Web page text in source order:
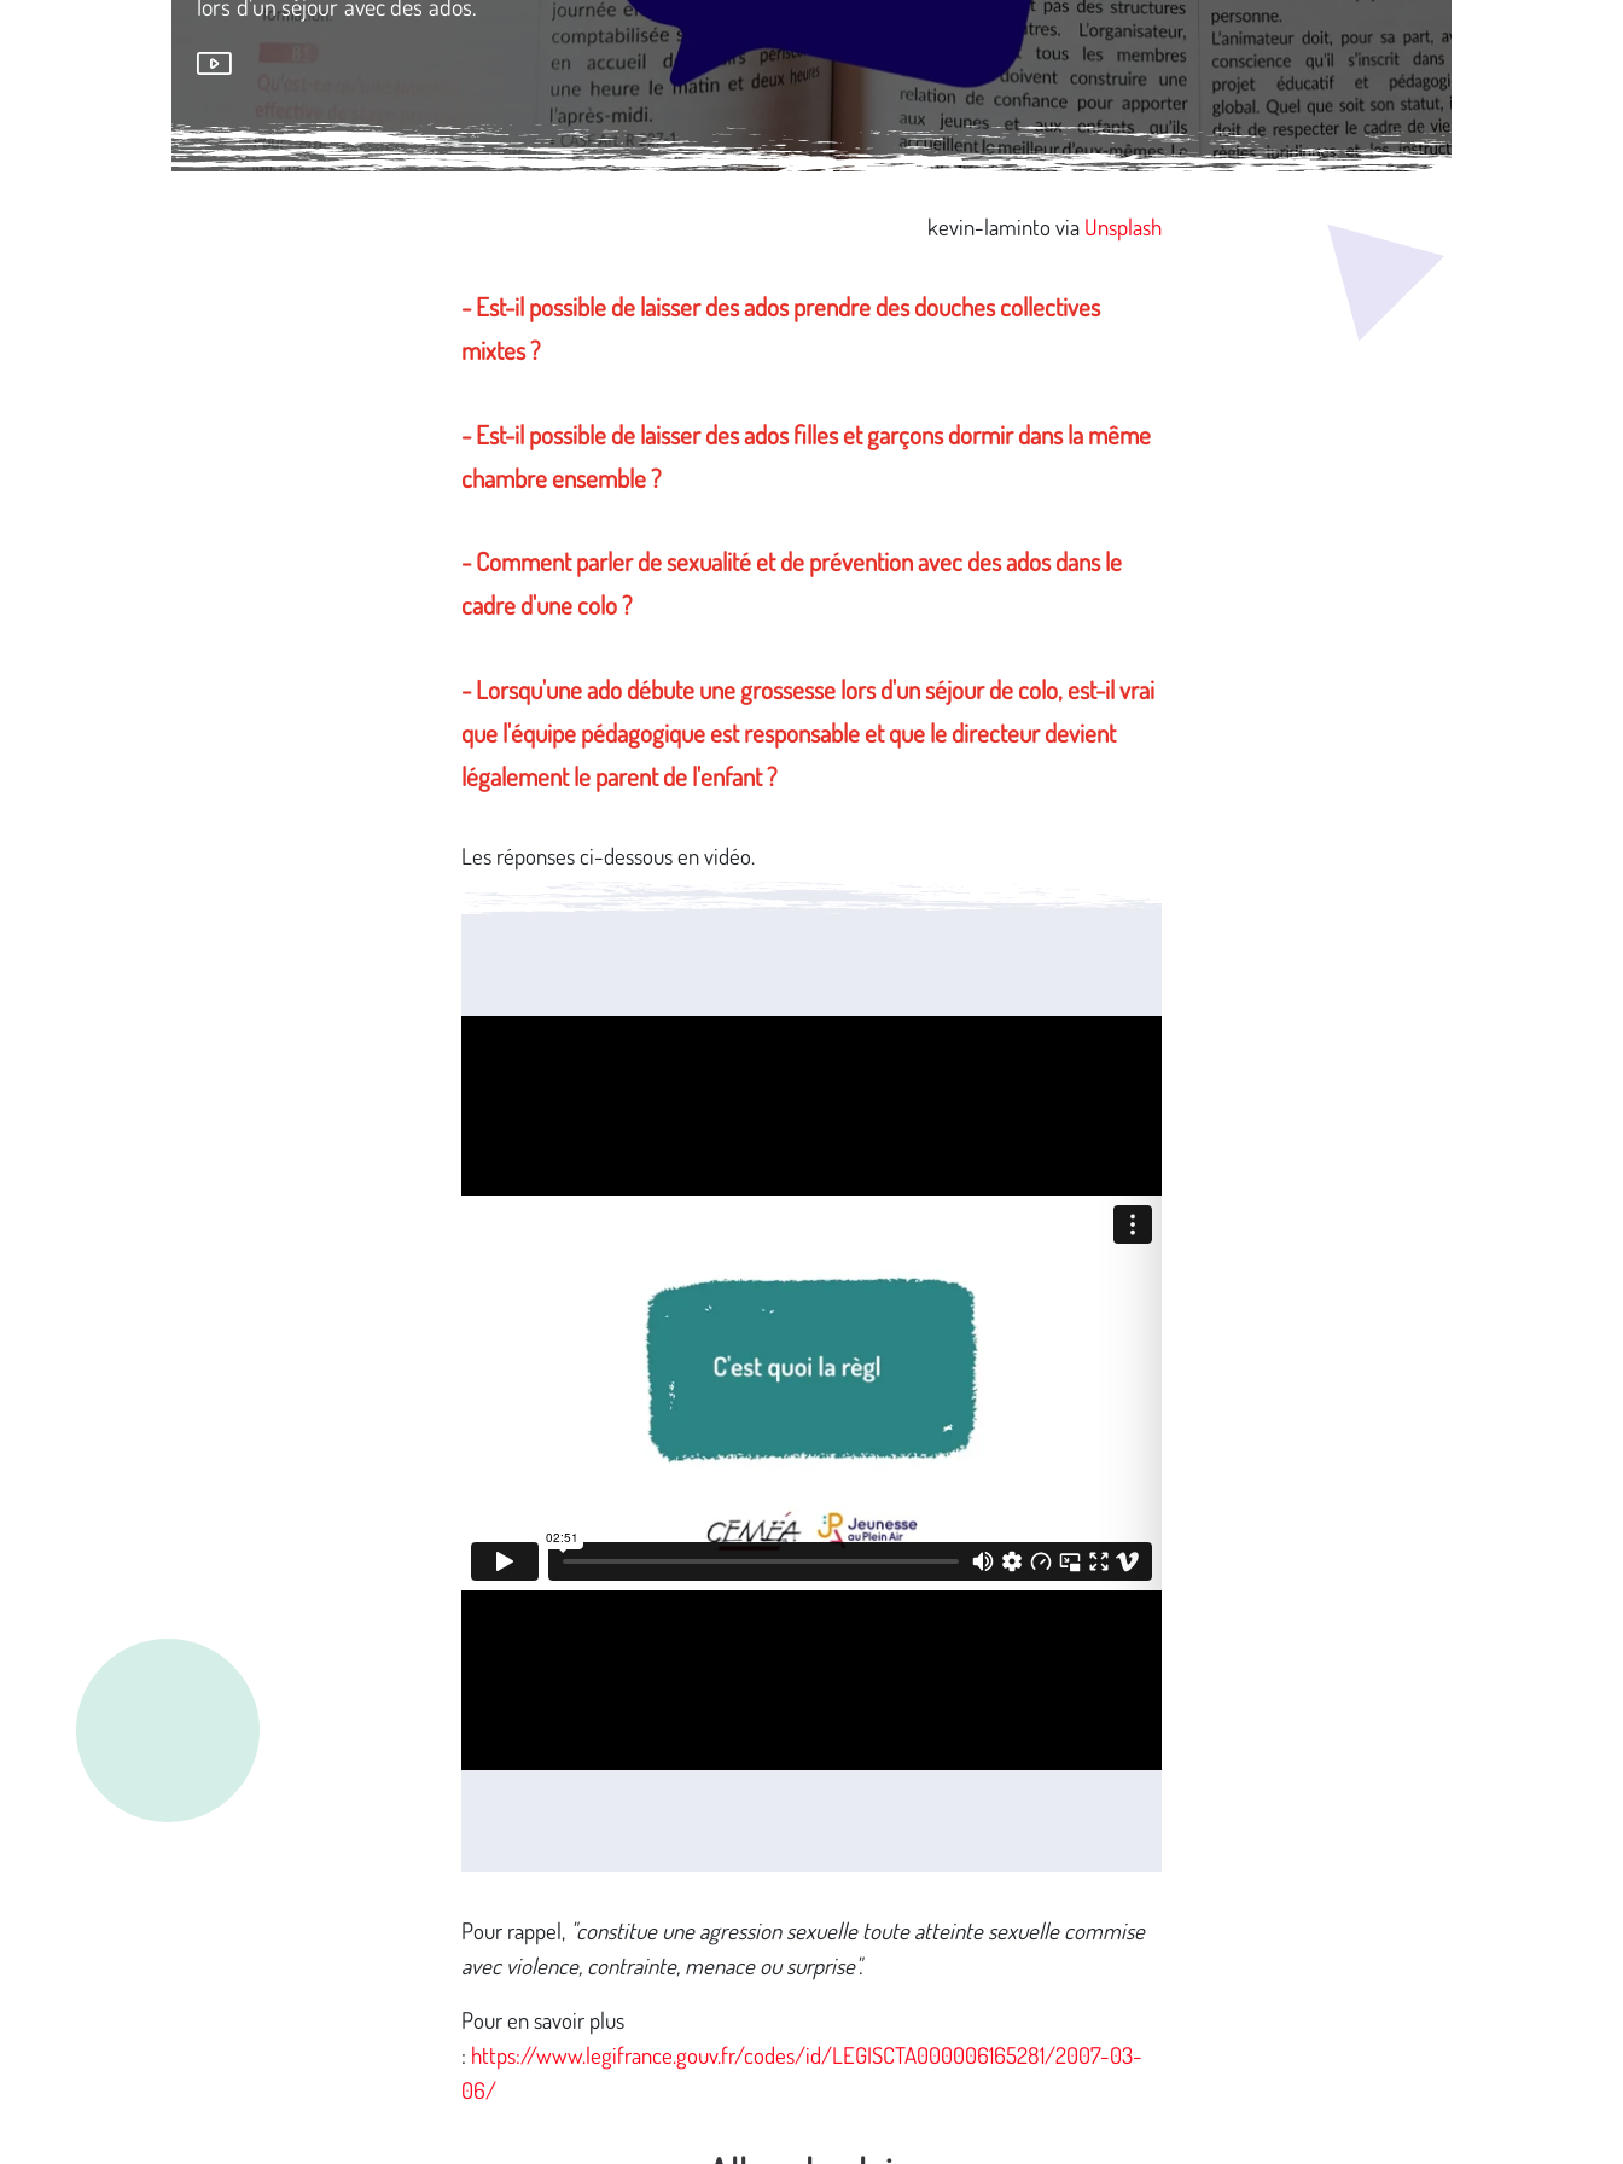
kevin-laminto via Unsplash
- Est-il possible de laisser des ados prendre des douches collectives
mixtes ?
- Est-il possible de laisser des ados filles et garçons dormir dans la même
chambre ensemble ?
- Comment parler de sexualité et de prévention avec des ados dans le
cadre d'une colo ?
- Lorsqu'une ado débute une grossesse lors d'un séjour de colo, est-il vrai
que l'équipe pédagogique est responsable et que le directeur devient
légalement le parent de l'enfant ?
Les réponses ci-dessous en vidéo.
Pour rappel, "constitue une agression sexuelle toute atteinte sexuelle commise
avec violence, contrainte, menace ou surprise".
Pour en savoir plus
: https://www.legifrance.gouv.fr/codes/id/LEGISCTA000006165281/2007-03-
06/